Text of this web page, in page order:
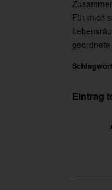
Für mich
Eintrag